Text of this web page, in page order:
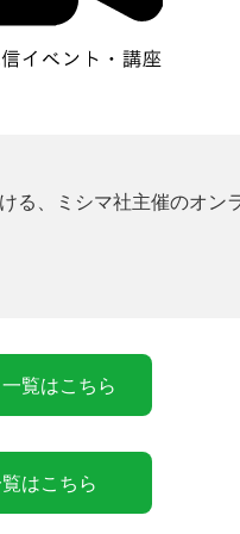
る、ミシマ社主催のオン
覧はこちら
はこちら